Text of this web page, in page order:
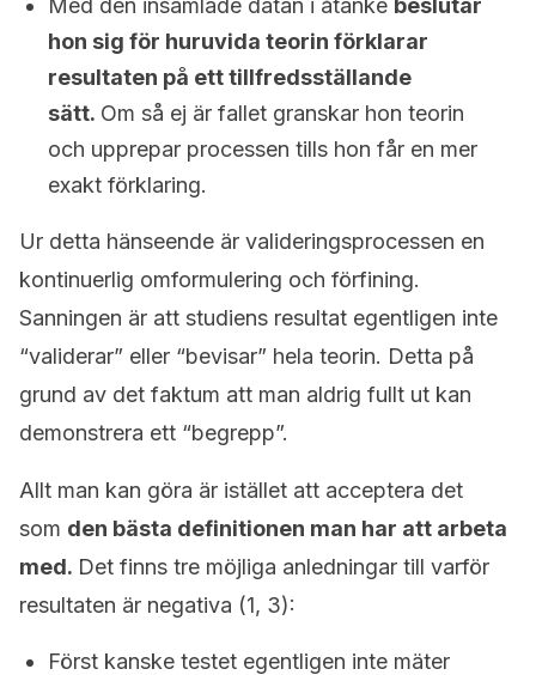
Med den insamlade datan i åtanke beslutar
hon sig för huruvida teorin förklarar
resultaten på ett tillfredsställande
sätt. Om så ej är fallet granskar hon teorin
och upprepar processen tills hon får en mer
exakt förklaring.
Ur detta hänseende är valideringsprocessen en
kontinuerlig omformulering och förfining.
Sanningen är att studiens resultat egentligen inte
“validerar” eller “bevisar” hela teorin. Detta på
grund av det faktum att man aldrig fullt ut kan
demonstrera ett “begrepp”.
Allt man kan göra är istället att acceptera det
som den bästa definitionen man har att arbeta
med. Det finns tre möjliga anledningar till varför
resultaten är negativa (1, 3):
Först kanske testet egentligen inte mäter